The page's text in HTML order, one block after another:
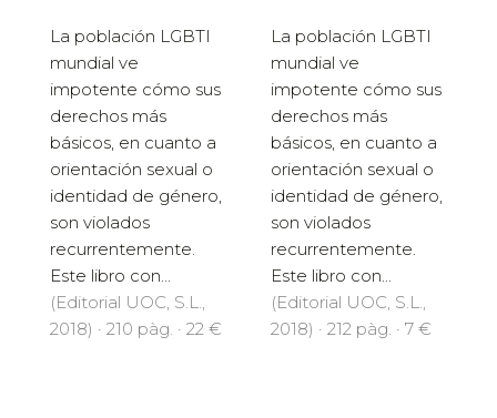
La población LGBTI
mundial ve
impotente cómo sus
derechos más
básicos, en cuanto a
orientación sexual o
identidad de género,
son violados
recurrentemente.
Este libro con...
(Editorial UOC, S.L.,
2018) · 210 pàg. · 22 €
La población LGBTI
mundial ve
impotente cómo sus
derechos más
básicos, en cuanto a
orientación sexual o
identidad de género,
son violados
recurrentemente.
Este libro con...
(Editorial UOC, S.L.,
2018) · 212 pàg. · 7 €